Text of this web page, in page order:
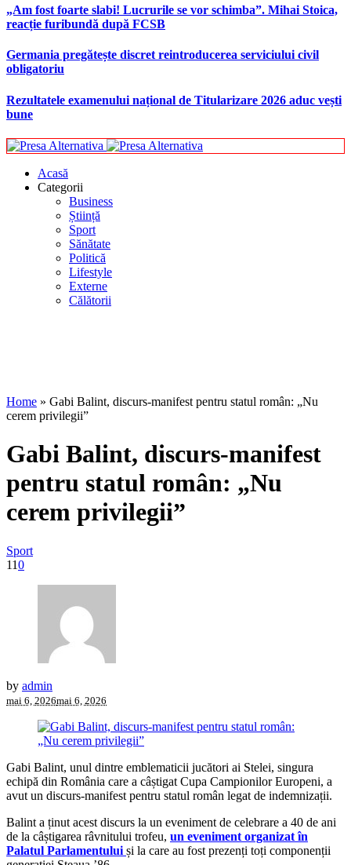
„Am fost foarte slabi! Lucrurile se vor schimba”. Mihai Stoica,
reacție furibundă după FCSB
Germania pregătește discret reintroducerea serviciului civil
obligatoriu
Rezultatele examenului național de Titularizare 2026 aduc vești
bune
Acasă
Categorii
Business
Știință
Sport
Sănătate
Politică
Lifestyle
Externe
Călătorii
Home » Gabi Balint, discurs-manifest pentru statul român: „Nu
cerem privilegii”
Gabi Balint, discurs-manifest
pentru statul român: „Nu
cerem privilegii”
Sport
110
by admin
mai 6, 2026mai 6, 2026
Gabi Balint, unul dintre emblematicii jucători ai Stelei, singura
echipă din România care a câștigat Cupa Campionilor Europeni, a
avut un discurs-manifest pentru statul român legat de indemnizații.
Balint a ținut acest discurs la un eveniment de celebrare a 40 de ani
de la câștigarea râvnitului trofeu, un eveniment organizat în
Palatul Parlamentului și la care au fost prezenți toți componenții